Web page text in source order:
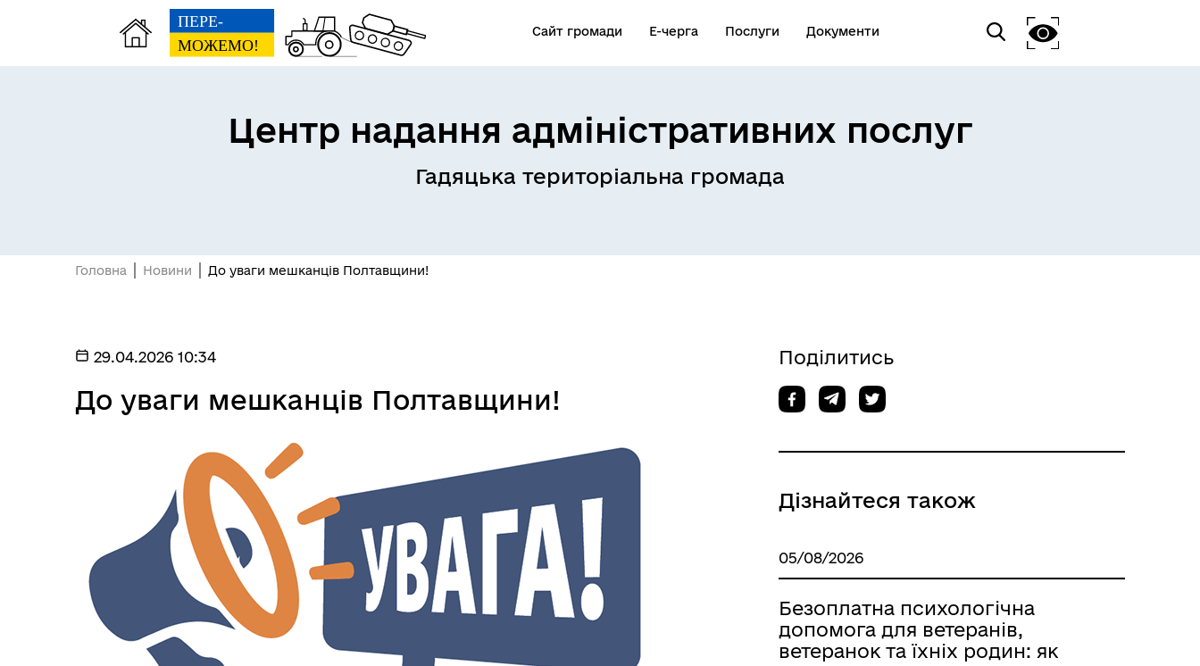
Сайт громади Е-черга Послуги Документи
Центр надання адміністративних послуг
Гадяцька територіальна громада
Головна Новини До уваги мешканців Полтавщини!
29.04.2026 10:34
До уваги мешканців Полтавщини!
Поділитись
Дізнайтеся також
05/08/2026
Безоплатна психологічна
допомога для ветеранів,
ветеранок та їхніх родин: як